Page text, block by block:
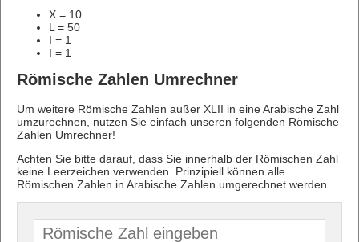
X = 10
L = 50
I = 1
I = 1
Römische Zahlen Umrechner
Um weitere Römische Zahlen außer XLII in eine Arabische Zahl
umzurechnen, nutzen Sie einfach unseren folgenden Römische
Zahlen Umrechner!
Achten Sie bitte darauf, dass Sie innerhalb der Römischen Zahl
keine Leerzeichen verwenden. Prinzipiell können alle
Römischen Zahlen in Arabische Zahlen umgerechnet werden.